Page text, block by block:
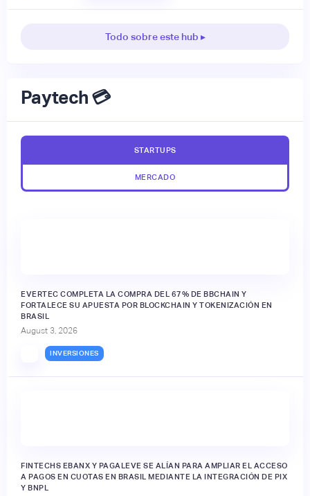
Todo sobre este hub ▸
Paytech 💳
STARTUPS
MERCADO
EVERTEC COMPLETA LA COMPRA DEL 67% DE BBCHAIN Y
FORTALECE SU APUESTA POR BLOCKCHAIN Y TOKENIZACIÓN EN
BRASIL
August 3, 2026
INVERSIONES
FINTECHS EBANX Y PAGALEVE SE ALÍAN PARA AMPLIAR EL ACCESO
A PAGOS EN CUOTAS EN BRASIL MEDIANTE LA INTEGRACIÓN DE PIX
Y BNPL